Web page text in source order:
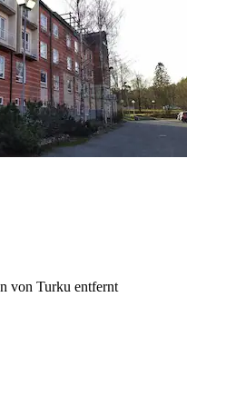
von Turku entfernt